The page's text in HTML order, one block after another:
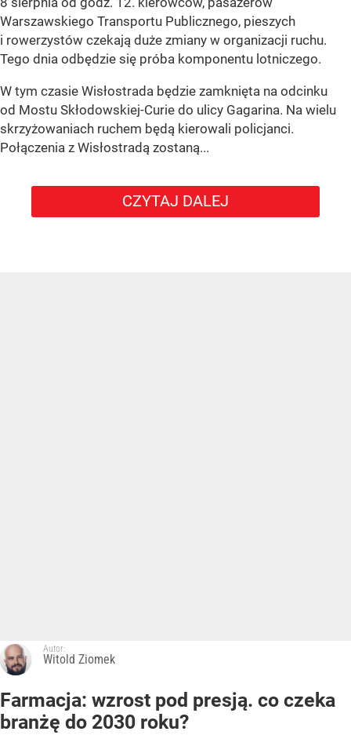
Warszawskiego Transportu Publicznego, pieszych
i rowerzystów czekają duże zmiany w organizacji ruchu.
Tego dnia odbędzie się próba komponentu lotniczego.
W tym czasie Wisłostrada będzie zamknięta na odcinku
od Mostu Skłodowskiej-Curie do ulicy Gagarina. Na wielu
skrzyżowaniach ruchem będą kierowali policjanci.
Połączenia z Wisłostradą zostaną...
CZYTAJ DALEJ
Autor:
Witold Ziomek
Farmacja: wzrost pod presją. co czeka
branżę do 2030 roku?